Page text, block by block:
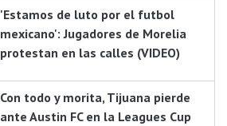
'Estamos de luto por el futbol
mexicano': Jugadores de Morelia
protestan en las calles (VIDEO)
Con todo y morita, Tijuana pierde
ante Austin FC en la Leagues Cup